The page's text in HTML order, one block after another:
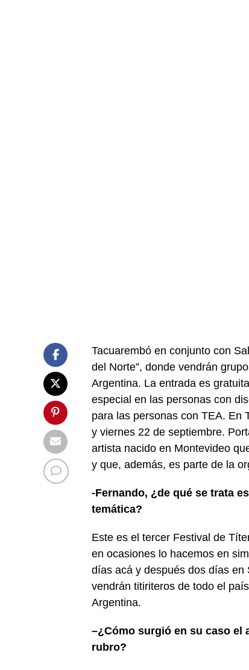
Tacuarembó en conjunto con
del Norte”, donde vendrán
Argentina. La entrada es
especial en las personas con
para las personas con TEA. En
y viernes 22 de septiembre.
artista nacido en Montevideo
y que, además, es parte de la
-Fernando, ¿de qué se trata
temática?
Este es el tercer Festival de
en ocasiones lo hacemos en
días acá y después dos días en
vendrán titiriteros de todo el
Argentina.
–¿Cómo surgió en su caso el
rubro?